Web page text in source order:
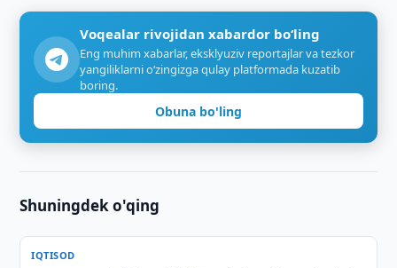
Voqealar rivojidan xabardor bo‘ling
Eng muhim xabarlar, eksklyuziv reportajlar va tezkor
yangiliklarni o‘zingizga qulay platformada kuzatib
boring.
Obuna bo'ling
Shuningdek o'qing
IQTISOD